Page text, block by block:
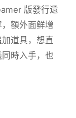
版發行還
額外面鲜增
道具，想直
時入手，也